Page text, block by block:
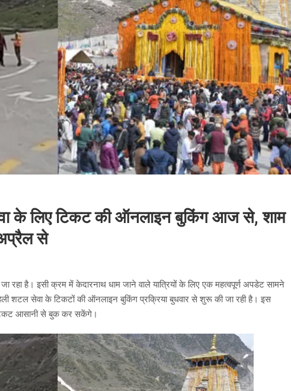
के लिए टिकट की ऑनलाइन बुकिंग आज से, शाम
से
रहा है। इसी क्रम में केदारनाथ धाम जाने वाले यात्रियों के लिए एक महत्वपूर्ण अपडेट सामने
शटल सेवा के टिकटों की ऑनलाइन बुकिंग प्रक्रिया बुधवार से शुरू की जा रही है। इस
आसानी से बुक कर सकेंगे।